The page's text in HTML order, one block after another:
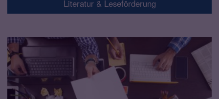
Literatur & Leseförderung